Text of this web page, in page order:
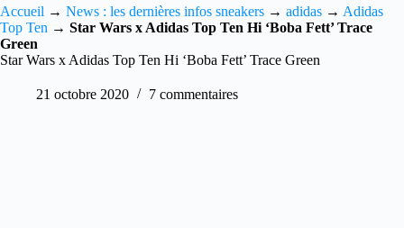
Accueil → News : les dernières infos sneakers → adidas → Adidas
Top Ten → Star Wars x Adidas Top Ten Hi ‘Boba Fett’ Trace
Green
Star Wars x Adidas Top Ten Hi ‘Boba Fett’ Trace Green
21 octobre 2020 7 commentaires